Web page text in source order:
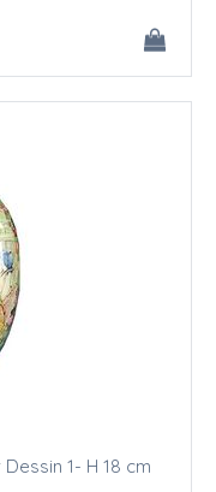
1- H 18 cm